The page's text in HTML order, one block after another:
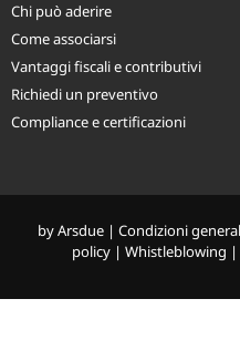
Chi può aderire
Come associarsi
Vantaggi fiscali e contributivi
Richiedi un preventivo
Compliance e certificazioni
byArsdue| Condizioni
policy | Whistleblowing |